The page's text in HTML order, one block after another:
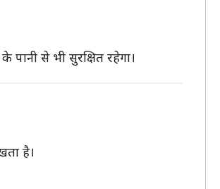
से भी सुरक्षित रहेगा।
है।